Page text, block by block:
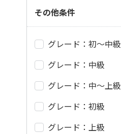
その他条件
グレード：初～中級
グレード：中級
グレード：中～上級
グレード：初級
グレード：上級